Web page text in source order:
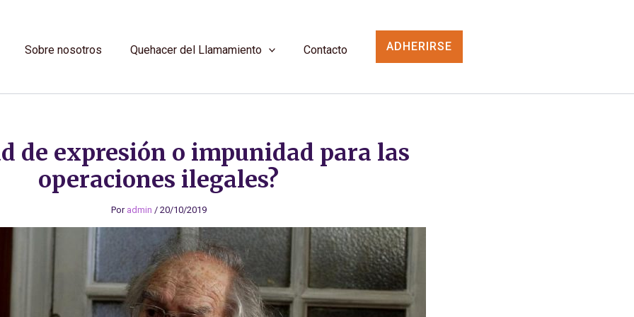
Sobre nosotros Quehacer del Llamamiento Contacto ADHERIRSE
de expresión o impunidad para las
operaciones ilegales?
Por admin / 20/10/2019